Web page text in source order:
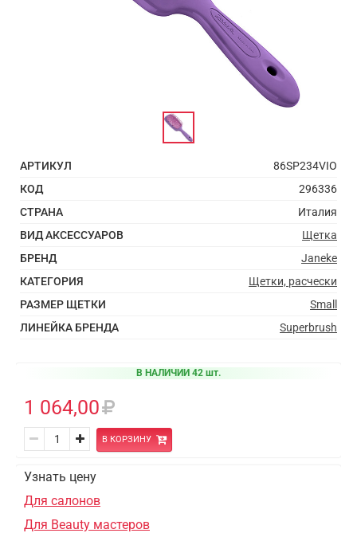
АРТИКУЛ
86SP234VIO
КОД
296336
СТРАНА
Италия
ВИД АКСЕССУАРОВ
Щетка
БРЕНД
Janeke
КАТЕГОРИЯ
Щетки, расчески
РАЗМЕР ЩЕТКИ
Small
ЛИНЕЙКА БРЕНДА
Superbrush
В НАЛИЧИИ 42 шт.
1 064,00
В КОРЗИНУ
Узнать цену
Для салонов
Для Beauty мастеров